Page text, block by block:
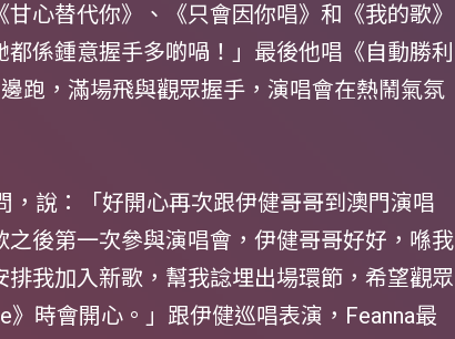
心替代你》、《只會因你唱》和《我的歌》
係鍾意握手多啲喎！」最後他唱《自動勝利
跑，滿場飛與觀眾握手，演唱會在熱鬧氣氛
，說：「好開心再次跟伊健哥哥到澳門演唱
後第一次參與演唱會，伊健哥哥好好，喺我
我加入新歌，幫我諗埋出場環節，希望觀眾
時會開心。」跟伊健巡唱表演，Feanna最